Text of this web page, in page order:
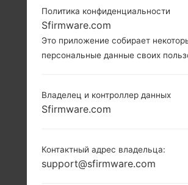
Политика конфиденциальности
Sfirmware.com
Это приложение собирает
персональные данные своих
Владелец и контроллер данных
Sfirmware.com
Контактный адрес владельца:
support@sfirmware.com